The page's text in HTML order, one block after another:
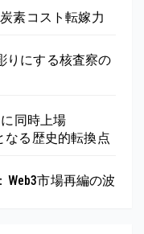
素コスト転嫁力
りにする核査察の
同時上場
る歴史的転換点
Web3市場再編の波